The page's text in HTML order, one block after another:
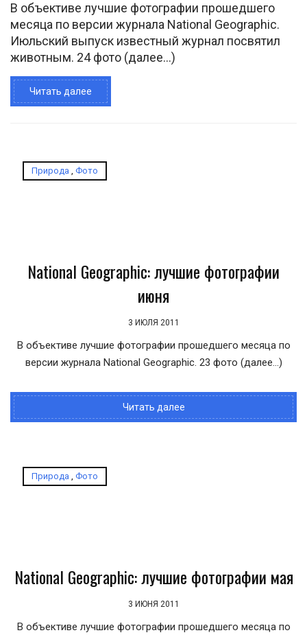
В объективе лучшие фотографии прошедшего
месяца по версии журнала National Geographic.
Июльский выпуск известный журнал посвятил
животным. 24 фото (далее…)
Читать далее
Природа , Фото
National Geographic: лучшие фотографии
июня
3 ИЮЛЯ 2011
В объективе лучшие фотографии прошедшего месяца по
версии журнала National Geographic. 23 фото (далее…)
Читать далее
Природа , Фото
National Geographic: лучшие фотографии мая
3 ИЮНЯ 2011
В объективе лучшие фотографии прошедшего месяца по